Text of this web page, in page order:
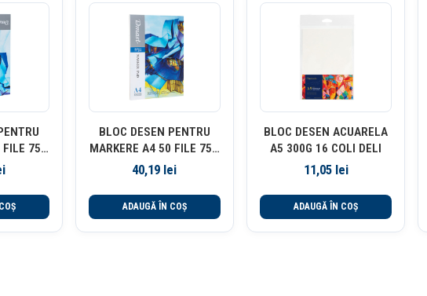
FILE 75G
BLOC DESEN PENTRU
MARKERE A4 50 FILE 75G
DMAST BY PEBEO
40,19 lei
ADAUGĂ ÎN COȘ
BLOC DESEN ACUARELA
A5 300G 16 COLI DELI
11,05 lei
ADAUGĂ ÎN COȘ